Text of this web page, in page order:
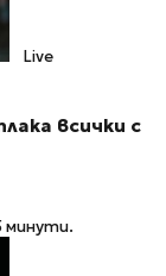
Live
всички с
минути.